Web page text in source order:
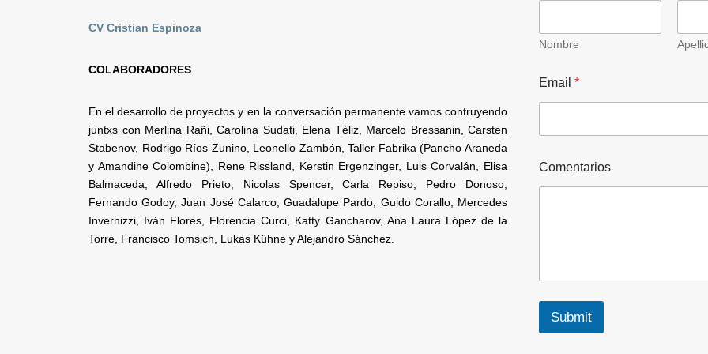
CV Cristian Espinoza
COLABORADORES
En el desarrollo de proyectos y en la conversación permanente vamos contruyendo
juntxs con Merlina Rañi, Carolina Sudati, Elena Téliz, Marcelo Bressanin, Carsten
Stabenov, Rodrigo Ríos Zunino, Leonello Zambón, Taller Fabrika (Pancho Araneda
y Amandine Colombine), Rene Rissland, Kerstin Ergenzinger, Luis Corvalán, Elisa
Balmaceda, Alfredo Prieto, Nicolas Spencer, Carla Repiso, Pedro Donoso,
Fernando Godoy, Juan José Calarco, Guadalupe Pardo, Guido Corallo, Mercedes
Invernizzi, Iván Flores, Florencia Curci, Katty Gancharov, Ana Laura López de la
Torre, Francisco Tomsich, Lukas Kühne y Alejandro Sánchez.
Nombre
Email *
Comentarios
Submit